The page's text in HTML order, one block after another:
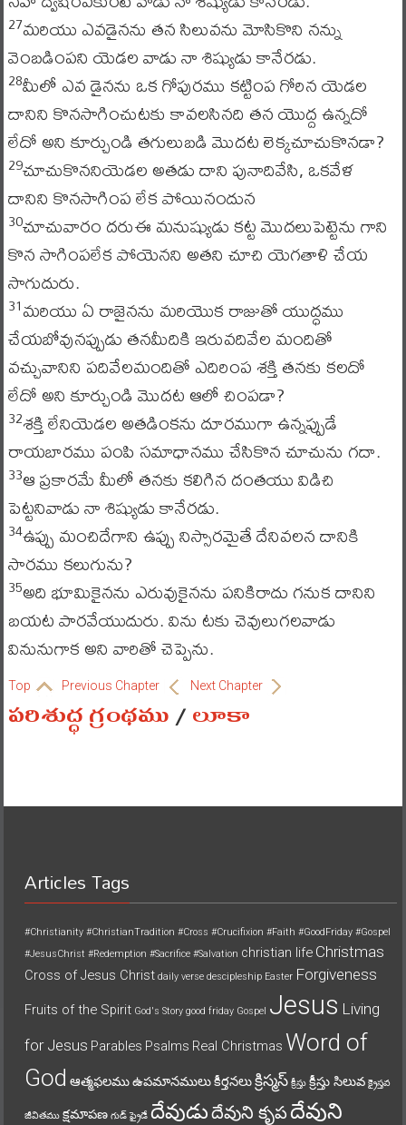
27మరియు ఎవడైనను తన సిలువను మోసికొని నన్ను
వెంబడింపని యెడల వాడు నా శిష్యుడు కానేరడు.
28మీలో ఎవ డైనను ఒక గోపురము కట్టింప గోరిన యెడల
దానిని కొనసాగించుటకు కావలసినది తన యొద్ద ఉన్నదో
లేదో అని కూర్చుండి తగులుబడి మొదట లెక్కచూచుకొనడా?
29చూచుకొననియెడల అతడు దాని పునాదివేసి, ఒకవేళ
దానిని కొనసాగింప లేక పోయినందున
30చూచువారం దరుఈ మనుష్యుడు కట్ట మొదలుపెట్టెను గాని
కొన సాగింపలేక పోయెనని అతని చూచి యెగతాళి చేయ
సాగుదురు.
31మరియు ఏ రాజైనను మరియొక రాజుతో యుద్ధము
చేయబోవునప్పుడు తనమీదికి ఇరువదివేల మందితో
వచ్చువానిని పదివేలమందితో ఎదిరింప శక్తి తనకు కలదో
లేదో అని కూర్చుండి మొదట ఆలో చింపడా?
32శక్తి లేనియెడల అతడింకను దూరముగా ఉన్నప్పుడే
రాయబారము పంపి సమాధానము చేసికొన చూచును గదా.
33ఆ ప్రకారమే మీలో తనకు కలిగిన దంతయు విడిచి
పెట్టనివాడు నా శిష్యుడు కానేరడు.
34ఉప్పు మంచిదేగాని ఉప్పు నిస్సారమైతే దేనివలన దానికి
సారము కలుగును?
35అది భూమికైనను ఎరువుకైనను పనికిరాదు గనుక దానిని
బయట పారవేయుదురు. విను టకు చెవులుగలవాడు
వినునుగాక అని వారితో చెప్పెను.
Top Previous Chapter Next Chapter
పరిశుద్ధ గ్రంథము/లూకా
Articles Tags
#Christianity #ChristianTradition #Cross #Crucifixion #Faith #GoodFriday #Gospel
#JesusChrist #Redemption #Sacrifice #Salvation christian life Christmas
Cross of Jesus Christ daily verse descipleship Easter Forgiveness
Fruits of the Spirit God's Story good friday Gospel Jesus Living
for Jesus Parables Psalms Real Christmas Word of
God ఆత్మఫలముఉపమానములుకీర్తనలుక్రిస్మస్ క్రీస్తు క్రీస్తు సిలువ క్రైస్తవ
జీవితము క్షమాపణ గుడ్ ఫ్రైడే దేవుడుదేవుని కృపదేవుని